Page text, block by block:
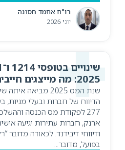
רו"ח אחמד חסונה
יוני 2026
2025: מה מייצגים חייבים לדעת
שנת המס 2025 מביאה
הדיווח של חברות ובעלי מניות,
277 לפקודת מס הכנסה
ארנק, חברות עתירות יגיעה
ודיווחי דיבידנד. לכאורה מדובר
בפועל, מדובר...